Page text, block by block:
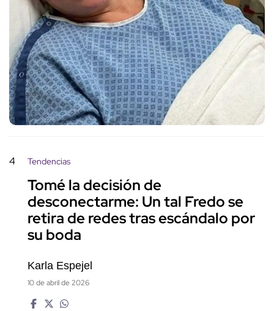
4 Tendencias
Tomé la decisión de
desconectarme: Un tal Fredo se
retira de redes tras escándalo por
su boda
Karla Espejel
10 de abril de 2026